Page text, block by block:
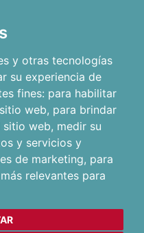
y otras tecnologías
su experiencia de
fines: para habilitar
web, para brindar
sitio web, medir su
y servicios y
de marketing, para
relevantes para